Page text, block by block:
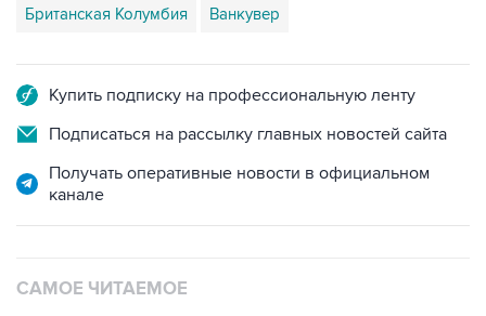
Британская Колумбия Ванкувер
Купить подписку на профессиональную ленту
Подписаться на рассылку главных новостей сайта
Получать оперативные новости в официальном
канале
САМОЕ ЧИТАЕМОЕ